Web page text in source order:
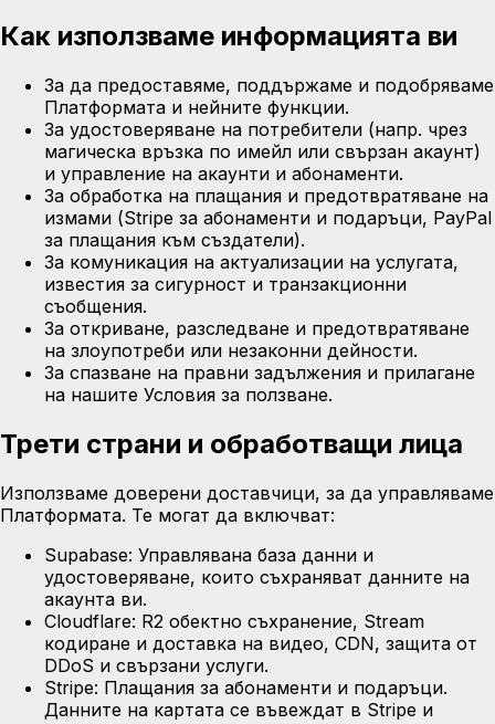
Как използваме информацията ви
За да предоставяме, поддържаме и подобряваме
Платформата и нейните функции.
За удостоверяване на потребители (напр. чрез
магическа връзка по имейл или свързан акаунт)
и управление на акаунти и абонаменти.
За обработка на плащания и предотвратяване на
измами (Stripe за абонаменти и подаръци, PayPal
за плащания към създатели).
За комуникация на актуализации на услугата,
известия за сигурност и транзакционни
съобщения.
За откриване, разследване и предотвратяване
на злоупотреби или незаконни дейности.
За спазване на правни задължения и прилагане
на нашите Условия за ползване.
Трети страни и обработващи лица
Използваме доверени доставчици, за да управляваме
Платформата. Те могат да включват:
Supabase: Управлявана база данни и
удостоверяване, които съхраняват данните на
акаунта ви.
Cloudflare: R2 обектно съхранение, Stream
кодиране и доставка на видео, CDN, защита от
DDoS и свързани услуги.
Stripe: Плащания за абонаменти и подаръци.
Данните на картата се въвеждат в Stripe и